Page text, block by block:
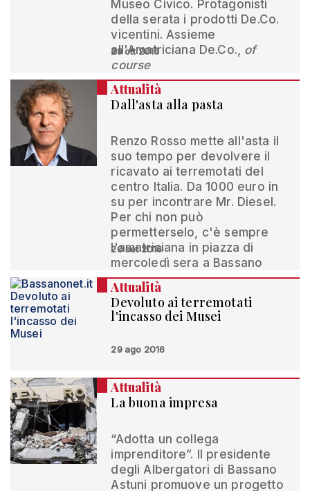
Museo Civico. Protagonisti
della serata i prodotti De.Co.
vicentini. Assieme
all'Amatriciana De.Co., of
course
29 ott 2016
Attualità
Dall'asta alla pasta
Renzo Rosso mette all'asta il
suo tempo per devolvere il
ricavato ai terremotati del
centro Italia. Da 1000 euro in
su per incontrare Mr. Diesel.
Per chi non può
permetterselo, c'è sempre
l'amatriciana in piazza di
mercoledì sera a Bassano
20 set 2016
Attualità
Devoluto ai terremotati
l'incasso dei Musei
29 ago 2016
Attualità
La buona impresa
“Adotta un collega
imprenditore”. Il presidente
degli Albergatori di Bassano
Astuni promuove un progetto